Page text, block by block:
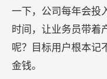
一下，公司每年会投
时间，让业务员带着
呢？目标用户根本记
金钱。